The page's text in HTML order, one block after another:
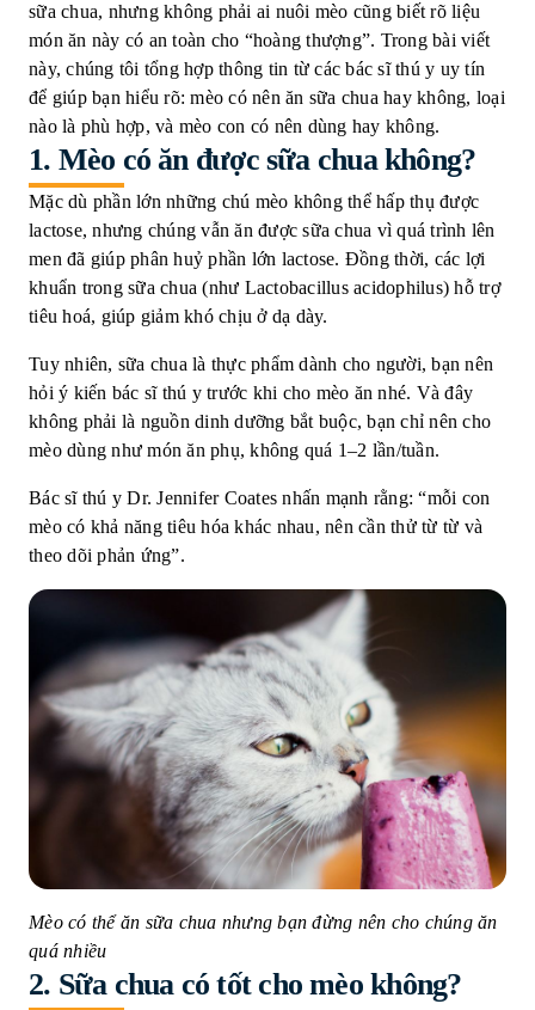
sữa chua, nhưng không phải ai nuôi mèo cũng biết rõ liệu
món ăn này có an toàn cho “hoàng thượng”. Trong bài viết
này, chúng tôi tổng hợp thông tin từ các bác sĩ thú y uy tín
để giúp bạn hiểu rõ: mèo có nên ăn sữa chua hay không, loại
nào là phù hợp, và mèo con có nên dùng hay không.
1. Mèo có ăn được sữa chua không?
Mặc dù phần lớn những chú mèo không thể hấp thụ được
lactose, nhưng chúng vẫn ăn được sữa chua vì quá trình lên
men đã giúp phân huỷ phần lớn lactose. Đồng thời, các lợi
khuẩn trong sữa chua (như Lactobacillus acidophilus) hỗ trợ
tiêu hoá, giúp giảm khó chịu ở dạ dày.
Tuy nhiên, sữa chua là thực phẩm dành cho người, bạn nên
hỏi ý kiến bác sĩ thú y trước khi cho mèo ăn nhé. Và đây
không phải là nguồn dinh dưỡng bắt buộc, bạn chỉ nên cho
mèo dùng như món ăn phụ, không quá 1–2 lần/tuần.
Bác sĩ thú y Dr. Jennifer Coates nhấn mạnh rằng: “mỗi con
mèo có khả năng tiêu hóa khác nhau, nên cần thử từ từ và
theo dõi phản ứng”.
Mèo có thể ăn sữa chua nhưng bạn đừng nên cho chúng ăn
quá nhiều
2. Sữa chua có tốt cho mèo không?